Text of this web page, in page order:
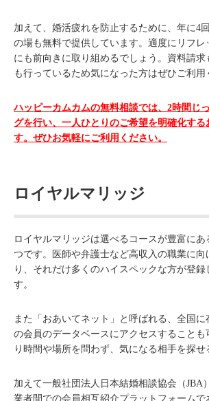
加えて、婚活疲れを防止するために、年に4
の場も無料で提供しています。適度にリフ
にも前向きに取り組めるでしょう。資料請求
も行っているため気になった方はぜひご利用
ハッピーカムカムの無料相談では、2時間じ
グを行い、一人ひとりのご希望を明確化する
す。ぜひお気軽にご利用ください。
ロイヤルマリッジ
ロイヤルマリッジは選べるコースが豊富にあ
つです。医師や弁護士など高収入の職業に向
り、それだけ多くのハイスペックな方が登録
す。
また「おあいてネット」と呼ばれる、全国
の会員のデータベースにアクセスすることも
り時間や場所を問わず、気になる相手を探せ
加えて一般社団法人日本結婚相談協会（JBA
業者間での会員相互紹介プラットフォームで